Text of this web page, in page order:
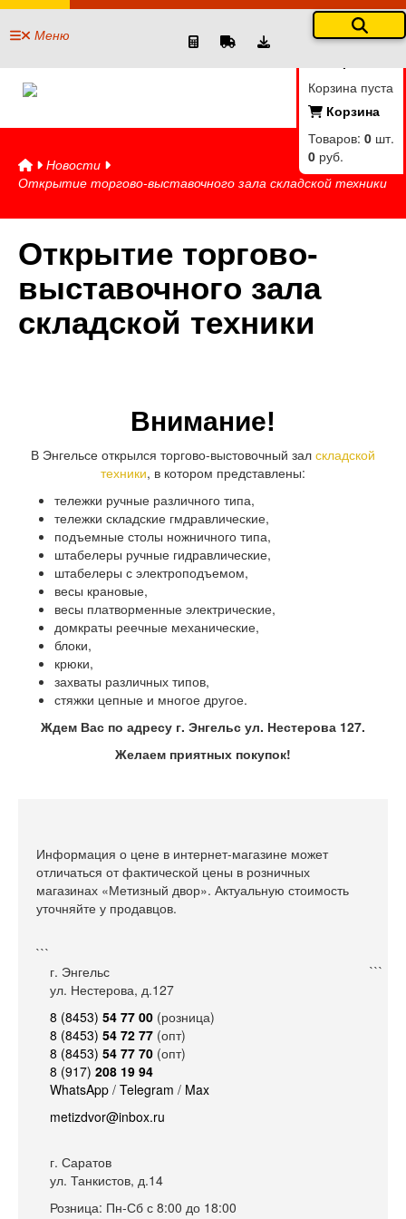
Меню
Корзина пуста
Корзина
Товаров: 0 шт.
0 руб.
Новости
Открытие торгово-выставочного зала складской техники
Открытие торгово-
выставочного зала
складской техники
Внимание!
В Энгельсе открылся торгово-выстовочный зал складской
техники, в котором представлены:
тележки ручные различного типа,
тележки складские гмдравлические,
подъемные столы ножничного типа,
штабелеры ручные гидравлические,
штабелеры с электроподъемом,
весы крановые,
весы платворменные электрические,
домкраты реечные механические,
блоки,
крюки,
захваты различных типов,
стяжки цепные и многое другое.
Ждем Вас по адресу г. Энгельс ул. Нестерова 127.
Желаем приятных покупок!
Информация о цене в интернет-магазине может
отличаться от фактической цены в розничных
магазинах «Метизный двор». Актуальную стоимость
уточняйте у продавцов.
```
г. Энгельс
ул. Нестерова, д.127
8 (8453) 54 77 00 (розница)
8 (8453) 54 72 77 (опт)
8 (8453) 54 77 70 (опт)
8 (917) 208 19 94
WhatsApp / Telegram / Max
metizdvor@inbox.ru
г. Саратов
ул. Танкистов, д.14
Розница: Пн-Сб с 8:00 до 18:00
```